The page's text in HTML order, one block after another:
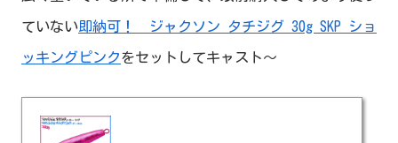
ていない即納可！ ジャクソン タチジグ 30g SKP ショ
ッキングピンクをセットしてキャスト～